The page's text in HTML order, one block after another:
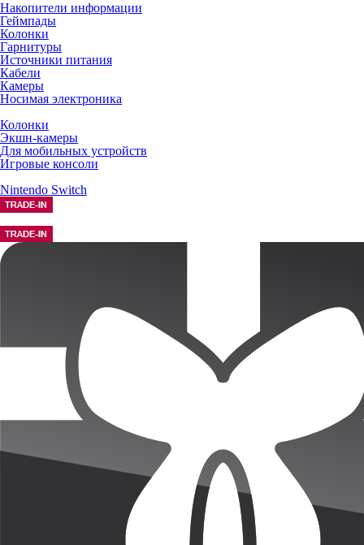
Накопители информации
Геймпады
Колонки
Гарнитуры
Источники питания
Кабели
Камеры
Носимая электроника
Колонки
Экшн-камеры
Для мобильных устройств
Игровые консоли
Nintendo Switch